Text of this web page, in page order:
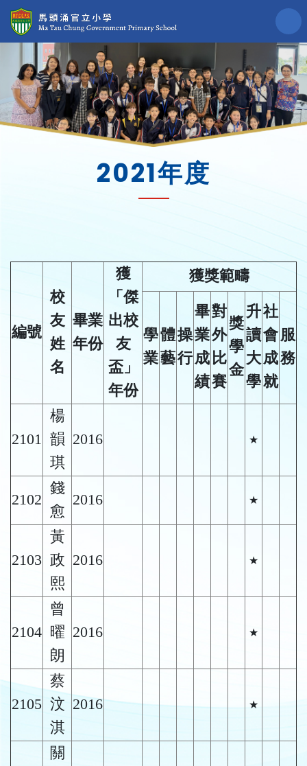
2021年度
編號
校
友
姓
名
畢業
年份
獲
「傑
出校
友
盃」
年份
獲獎範疇
學
業
體
藝
操
行
畢
業
成
績
對
外
比
賽
獎
學
金
升
讀
大
學
社
會
成
就
服
務
2101
楊
韻
琪
2016 ★
2102
錢
愈
2016 ★
2103
黃
政
熙
2016 ★
2104
曾
曜
朗
2016 ★
2105
蔡
汶
淇
2016 ★
關